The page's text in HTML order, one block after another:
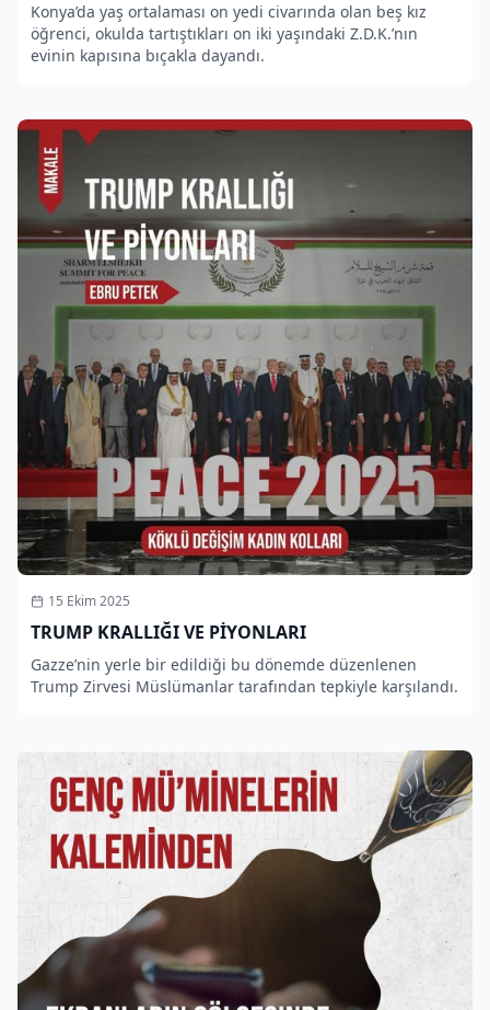
Konya’da yaş ortalaması on yedi civarında olan beş kız
öğrenci, okulda tartıştıkları on iki yaşındaki Z.D.K.’nın
evinin kapısına bıçakla dayandı.
15 Ekim 2025
TRUMP KRALLIĞI VE PİYONLARI
Gazze’nin yerle bir edildiği bu dönemde düzenlenen
Trump Zirvesi Müslümanlar tarafından tepkiyle karşılandı.